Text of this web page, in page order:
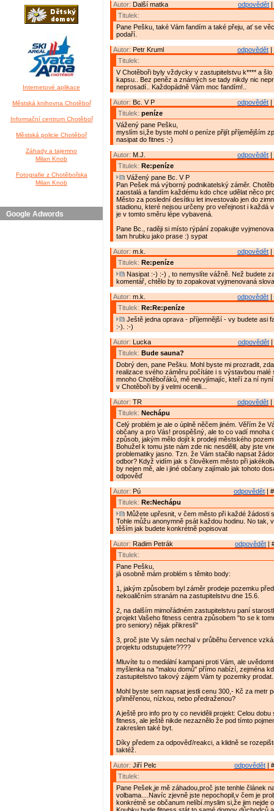
Internetové aplikace
Městská knihovna Chotěboř
Informační centrum Chotěboř
Městská policie Chotěboř
Záhady a tajemno
Milan Knob
Fotografie z Chotěbořska
Milan Knob
Google Adwords
odpovědět
Autor: Další matka
Titulek:
Pane Pešku, také Vám fandím a také přeju, ať se
podaří.
odpovědět |
Autor: Petr Kruml
Titulek:
V Chotěboři byly vždycky v zastupitelstvu k**** a šlo
kapsu.. Bez peněz a známých se tady nikdy nic
neprosadí.. Každopádně Vám moc fandím!..
odpovědět |
Autor: Bc. V P
Titulek: peníze
Vážený pane Pešku,
myslím si,že byste mohl o peníze přijít příjemějším
nasipat do fitnes :-)
odpovědět |
Autor: M.J.
Titulek: Re:peníze
Vážený pane Bc. V P
Pan Pešek má výborný podnikatelský záměr.
zaostalá a fandím každému kdo chce udělat něco
Město za poslední desítku let investovalo jen do
stadionu, které nejsou určeny pro veřejnost i každá
je v tomto směru lépe vybavená.
Pane Bc., raději si místo rýpání zopakujte
tam hrubku jako prase :) sypat
odpovědět |
Autor: m.k.
Titulek: Re:peníze
Nasipat :-) :-) , to nemyslíte vážně. Než budete
komentář, chtělo by to zopakovat vyjmenovaná
odpovědět |
Autor: m.k.
Titulek: Re:Re:peníze
Ještě jedna oprava - příjemnější - vy budete asi
:-). :-)
odpovědět
Autor: Lucka
Titulek: Bude sauna?
Dobrý den, pane Pešku. Mohl byste mi prozradit,
realizace svého záměru počítáte i s výstavbou malé
mnoho Chotěbořáků, mě nevyjímajíc, kteří za ní
v Chotěboři by ji velmi ocenili...
odpovědět |
Autor: TR
Titulek: Nechápu
Celý problém je ale o úplně něčem jiném. Věřím že
občany a pro Vás! prospěšný, ale to co vadí mnoha
způsob, jakým mělo dojít k prodeji městského
Bohužel k tomu jste nám zde nic nesdělil, aby jste
problematiky jasno. Tzn. že Vám stačilo napsat
odbor? Když vidím jak s člověkem město při
by nejen mě, ale i jiné občany zajímalo jak tohoto
odpověď
odpovědět |
Autor: Pú
Titulek: Re:Nechápu
Můžete upřesnit, v čem město při každé žádosti
Tohle můžu anonymně psát každou hodinu. No tak,
těším jak budete konkrétně popisovat
odpovědět |
Autor: Radim Petrák
Titulek:
Pane Pešku,
já osobně mám problém s těmito body:
1, jakým způsobem byl záměr prodeje pozemku
nekoaličním stranám na zastupitelstvu dne 15.6.
2, na dalším mimořádném zastupitelstvu paní
projekt Vašeho fitness centra způsobem "to se k
pro seniory) nějak přikreslí"
3, proč jste Vy sám nechal v průběhu července
projektu odstupujete????
Mluvíte tu o mediální kampani proti Vám, ale
myšlenka na "malou domů" přímo nabízí, zejména
zastupitelstvo takový zájem Vám ty pozemky prodat.
Mohl byste sem napsat jestli cenu 300,- Kč za metr
přiměřenou, nízkou, nebo předraženou?
A ještě pro info pro ty co neviděli projekt: Celou
fitness, ale ještě nikde nezaznělo že pod tímto
zakreslen také byt.
Díky předem za odpověď/reakci, a klidně se
taktéž.
odpovědět |
Autor: Jiří Pelc
Titulek:
Pane Pešek,je mě záhadou,proč jste tenhle článek
volbama....Navíc zjevně jste nepochopil,v čem je
konkrétně se občanum nelíbí.myslim si,že jim nejde